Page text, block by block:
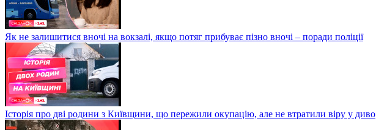
Як не залишитися вночі на вокзалі, якщо потяг прибуває пізно вночі – поради поліції
Історія про дві родини з Київщини, що пережили окупацію, але не втратили віру у диво